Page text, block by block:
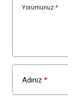
Yorumunuz *
Adınız *